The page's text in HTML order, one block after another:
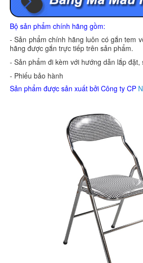
Bộ sản phẩm chính hãng gồm:
- Sản phẩm chính hãng luôn có gắn tem
hãng được gắn trực tiếp trên sản phẩm.
- Sản phẩm đi kèm với hướng dẫn lắp đặt,
- Phiếu bảo hành
Sản phẩm được sản xuất bởi Công ty CP